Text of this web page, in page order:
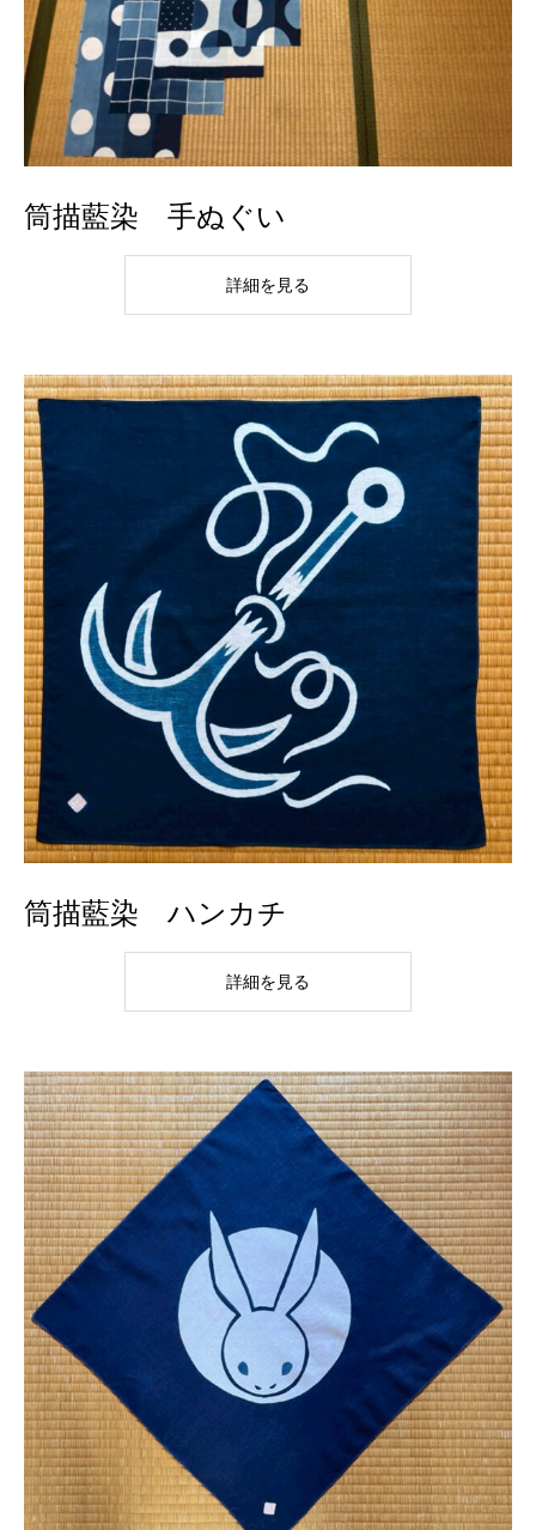
筒描藍染 手ぬぐい
詳細を見る
筒描藍染 ハンカチ
詳細を見る